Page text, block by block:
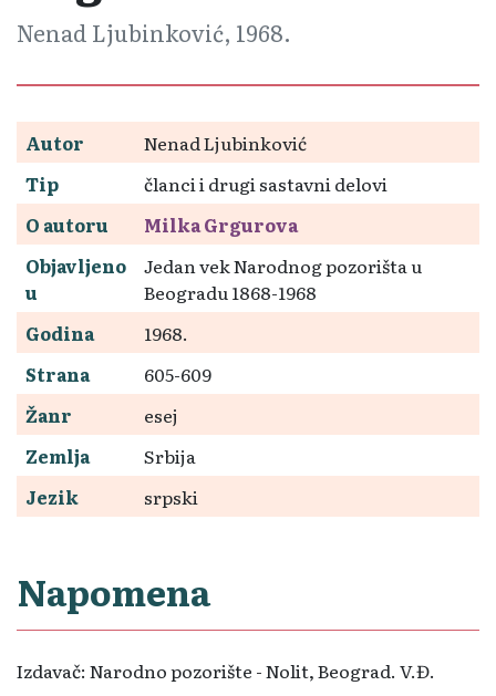
Nenad Ljubinković, 1968.
Autor
Nenad Ljubinković
Tip
članci i drugi sastavni delovi
O autoru
Milka Grgurova
Objavljeno
u
Jedan vek Narodnog pozorišta u
Beogradu 1868-1968
Godina
1968.
Strana
605-609
Žanr
esej
Zemlja
Srbija
Jezik
srpski
Napomena
Izdavač: Narodno pozorište - Nolit, Beograd. V.Đ.